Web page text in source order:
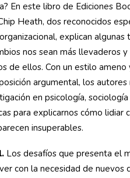
En este libro de Ediciones
Heath, dos reconocidos
explican algunas
nos sean más llevaderos
de ellos. Con un estilo ameno
argumental, los autores
en psicología,
para explicarnos cómo lidiar
insuperables.
Los desafíos que presenta el
con la necesidad de nuevos